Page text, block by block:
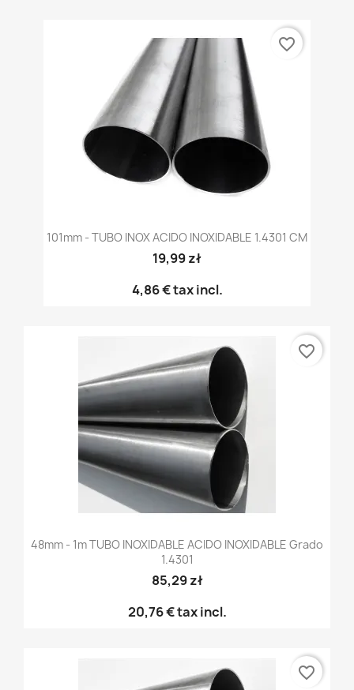
101mm - TUBO INOX ACIDO INOXIDABLE 1.4301 CM
19,99 zł
4,86 €tax incl.
favorite_border
48mm - 1m TUBO INOXIDABLE ACIDO INOXIDABLE Grado
1.4301
85,29 zł
20,76 €tax incl.
favorite_border
favorite_border